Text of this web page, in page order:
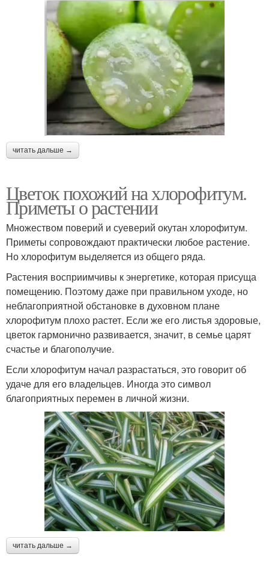
читать дальше →
Цветок похожий на хлорофитум.
Приметы о растении
Множеством поверий и суеверий окутан хлорофитум.
Приметы сопровождают практически любое растение.
Но хлорофитум выделяется из общего ряда.
Растения восприимчивы к энергетике, которая присуща
помещению. Поэтому даже при правильном уходе, но
неблагоприятной обстановке в духовном плане
хлорофитум плохо растет. Если же его листья здоровые,
цветок гармонично развивается, значит, в семье царят
счастье и благополучие.
Если хлорофитум начал разрастаться, это говорит об
удаче для его владельцев. Иногда это символ
благоприятных перемен в личной жизни.
читать дальше →